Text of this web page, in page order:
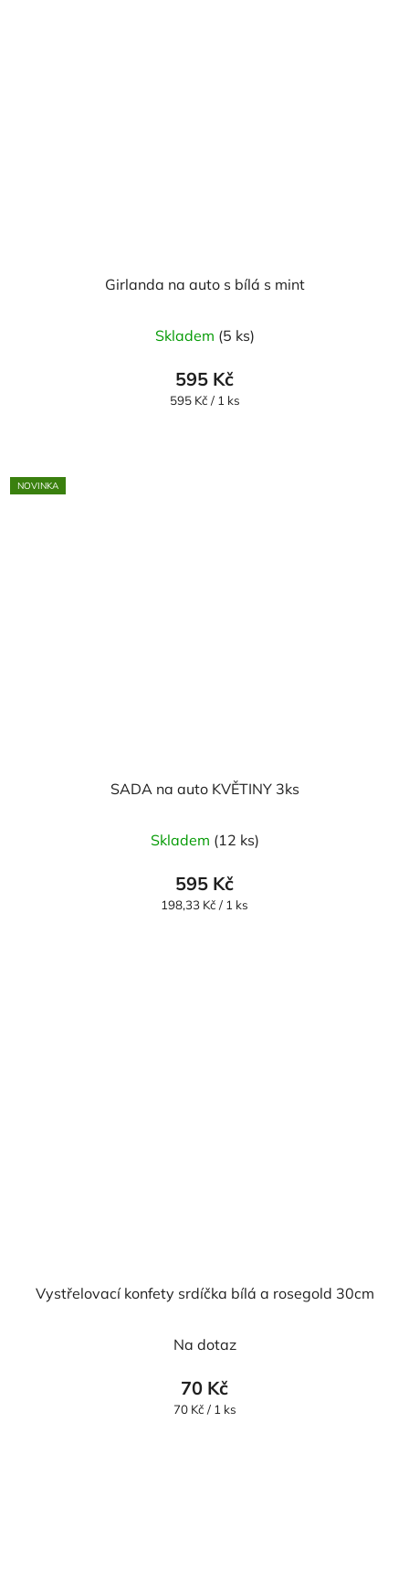
Girlanda na auto s bílá s mint
Skladem (5 ks)
595 Kč
Měrná
595 Kč / 1 ks
NOVINKA
SADA na auto KVĚTINY 3ks
hodnocení
produktu
je
Skladem (12 ks)
595 Kč
Měrná
198,33 Kč / 1 ks
Vystřelovací konfety srdíčka bílá a rosegold 30cm
Na dotaz
70 Kč
Měrná
70 Kč / 1 ks